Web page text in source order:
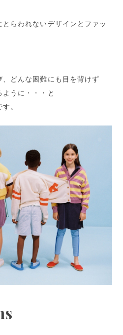
らわれないデザインとファッ
どんな困難にも目を背けず
うに・・・と
。